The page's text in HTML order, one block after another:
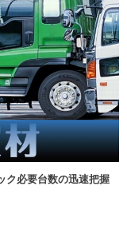
ク必要台数の迅速把握